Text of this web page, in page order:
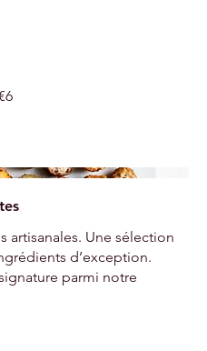
artisanales. Une sélection
d’exception.
parmi notre